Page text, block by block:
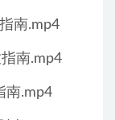
南.mp4
南.mp4
南.mp4